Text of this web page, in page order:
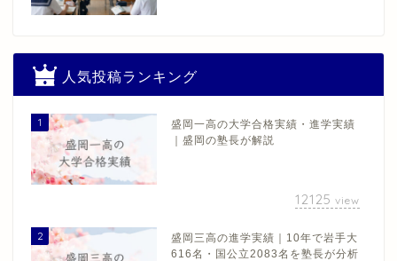
人気投稿ランキング
1
盛岡一高の大学合格実績・進学実績
｜盛岡の塾長が解説
12125 view
2
盛岡三高の進学実績｜10年で岩手大
616名・国公立2083名を塾長が分析